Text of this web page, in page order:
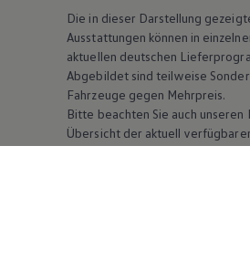
Die in dieser Darstellung
Ausstattungen können in
aktuellen deutschen
Abgebildet sind teilweise
Fahrzeuge gegen Mehrpreis.
Bitte beachten Sie auch
Übersicht der aktuell